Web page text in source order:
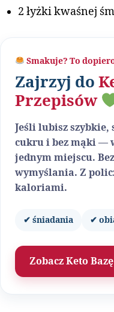
2 łyżki kwaśnej
Smakuje? To
Zajrzyj do
Przepisów
Jeśli lubisz szybkie,
cukru i bez mąki —
jednym miejscu.
wymyślania. Z
kaloriami.
✔ śniadania ✔
Zobacz Keto